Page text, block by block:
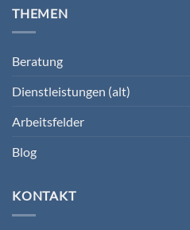
THEMEN
Beratung
Dienstleistungen (alt)
Arbeitsfelder
Blog
KONTAKT